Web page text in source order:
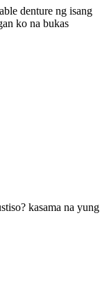
denture ng isang
ko na bukas
kasama na yung